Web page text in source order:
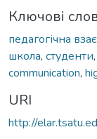
Ключові
педагогічна
школа, студенти,
communication,
URI
http://